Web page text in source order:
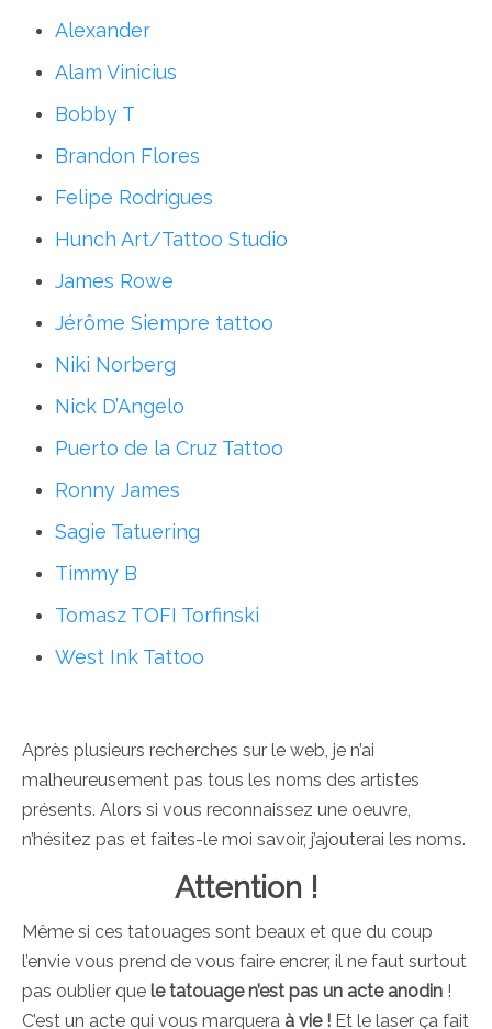
Alexander
Alam Vinicius
Bobby T
Brandon Flores
Felipe Rodrigues
Hunch Art/Tattoo Studio
James Rowe
Jérôme Siempre tattoo
Niki Norberg
Nick D’Angelo
Puerto de la Cruz Tattoo
Ronny James
Sagie Tatuering
Timmy B
Tomasz TOFI Torfinski
West Ink Tattoo
Après plusieurs recherches sur le web, je n’ai
malheureusement pas tous les noms des artistes
présents. Alors si vous reconnaissez une oeuvre,
n’hésitez pas et faites-le moi savoir, j’ajouterai les noms.
Attention !
Même si ces tatouages sont beaux et que du coup
l’envie vous prend de vous faire encrer, il ne faut surtout
pas oublier que le tatouage n’est pas un acte anodin !
C’est un acte qui vous marquera à vie ! Et le laser ça fait